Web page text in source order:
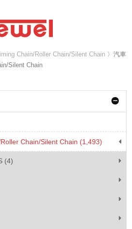
Chain/Roller Chain/Silent Chain 〉汽車
Silent Chain
Chain/Silent Chain (1,493)
(4)